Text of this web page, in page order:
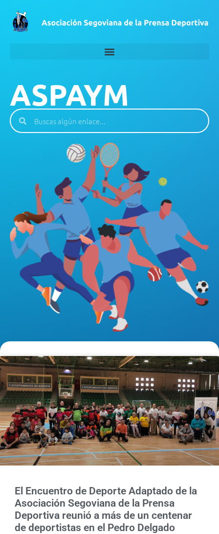
ASPAYM
El Encuentro de Deporte Adaptado de la
Asociación Segoviana de la Prensa
Deportiva reunió a más de un centenar
de deportistas en el Pedro Delgado